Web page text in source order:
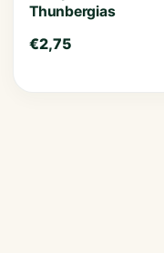
Thunbergias
€2,75